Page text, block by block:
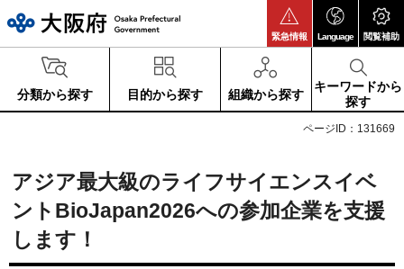
緊急情報 Language 閲覧補助
分類から探す 目的から探す 組織から探す
キーワードから
探す
ページID：131669
アジア最大級のライフサイエンスイベ
ントBioJapan2026への参加企業を支援
します！